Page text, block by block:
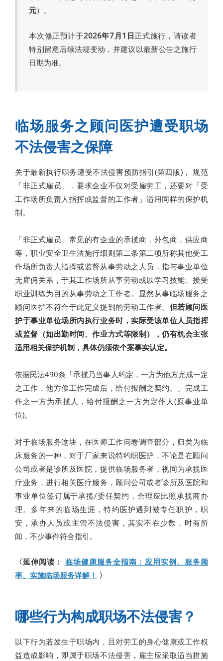
元）。
本次修正预计于2026年7月1日正式施行，请读者
特别留意后续法规变动，并建议以最新公告之施行
日期为准。
临场服务之顾问医护遭受职场
不法侵害之保障
关于最新执行职务遭受不法侵害预防指引(第四版)， 规范
「非正式雇员」，要求企业不仅对受雇劳工，还要对「受
工作场所负责人指挥或监督的工作者」适用同样的保护机
制。
「非正式雇员」常见的有企业的承揽商，外包商，供应商
等，职业安全卫生法施行细则第二条第二项所称其他受工
作场所负责人指挥或监督从事劳动之人员，指与事业单位
无雇佣关系，于其工作场所从事劳动或以学习技能、接受
职业训练为目的从事劳动之工作者。显然从事临场服务之
顾问医护不符合于此定义提到的劳动工作者。 但若顾问医
护于事业单位场所内执行业务时，实际受该单位人员指挥
或监督（如出勤时间、作业方式等限制），仍有机会主张
适用相关保护机制，具体仍须依个案事实认定。
依据民法490条「承揽乃当事人约定，一方为他方完成一定
之工作，他方俟工作完成后，给付报酬之契约。」完成工
作之一方为承揽人，给付报酬之一方为定作人(原事业单
位)。
对于临场服务这块，在医师工作问卷调查部分，归类为临
床服务的一种，对于厂家来说特约职医护，不论是在顾问
公司或者是诊所及医院，提供临场服务者，视同为承揽医
疗业务，进行相关医疗服务，顾问公司或者诊所及医院和
事业单位签订属于承揽/委任契约，合理应比照承揽商办
理。多年来的临场生涯，特约医护遇到被专任职护，职
安，承办人员或主管不法侵害，其实不在少数，时有所
闻，不少事件符合指引。
〈延伸阅读： 临场健康服务全指南：应用实例、服务频
率、实施临场服务详解！ 〉
哪些行为构成职场不法侵害？
以下行为若发生于职场内，且对劳工的身心健康或工作权
益造成影响，即属于职场不法侵害，雇主应采取适当措施